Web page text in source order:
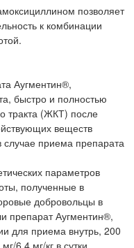
позволяет
к комбинации
Аугментин®,
быстро и полностью
тракта (ЖКТ) после
веществ
приема препарата
параметров
полученные в
добровольцы в
препарат Аугментин®,
для приема внутрь, 200
6,4 мг/кг в сутки,